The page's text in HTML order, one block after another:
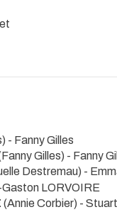
- Fanny Gilles
Gilles) - Fanny
Destremau) -
LORVOIRE
(Annie Corbier) -